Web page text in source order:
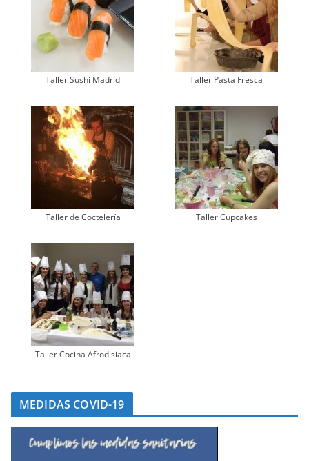
Taller Sushi Madrid Taller Pasta Fresca
Taller de Coctelería Taller Cupcakes
Taller Cocina Afrodisiaca
MEDIDAS COVID-19